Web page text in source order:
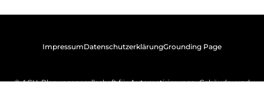
ImpressumDatenschutzerklärungGrounding Page
© AGU-Planungsgesellschaft für Automatisierungs- Gebäude- und